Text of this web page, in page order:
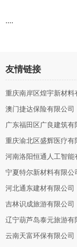
....
友情链接
重庆南岸区煌宇新材料
澳门捷达保险有限公司
广东福田区广良建筑有
重庆渝北区盛辉医疗有
河南洛阳恒通人工智能
宁夏特尔新材料有限公
河北通东建材有限公司
吉林识成旅游有限公司
辽宁葫芦岛泰元旅游有
云南天富环保有限公司